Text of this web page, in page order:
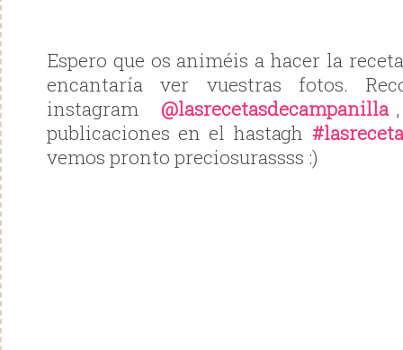
Espero que os animéis a hacer la
encantaría ver vuestras fotos.
instagram
@lasrecetasdecampanilla,
publicaciones en el hastagh
vemos pronto preciosurassss :)